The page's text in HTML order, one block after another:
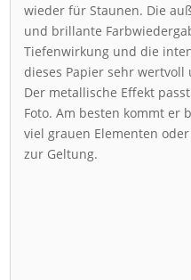
wieder für Staunen. Die
und brillante
Tiefenwirkung und die
dieses Papier sehr
Der metallische Effekt
Foto. Am besten kommt er
viel grauen Elementen
zur Geltung.